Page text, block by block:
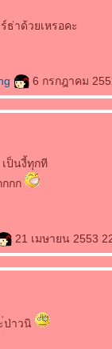
ธ่าด้วยเหรอคะ
6 กรกฎาคม
ป็นงี้ทุกที
กก
21 เมษายน 2553
ป่าวนิ